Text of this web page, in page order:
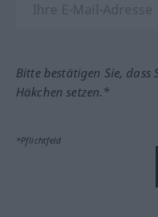
Bitte bestätigen Sie, dass
Häkchen setzen.*
*Pflichtfeld